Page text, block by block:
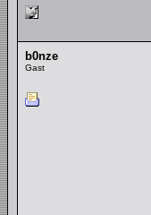
b0nze
Gast